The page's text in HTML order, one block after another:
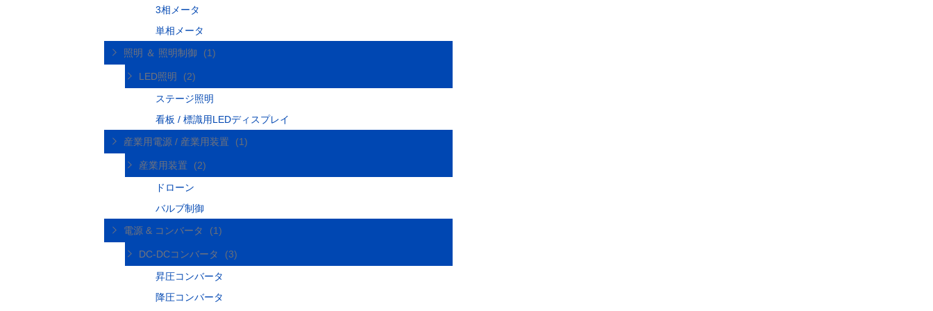
3相メータ
単相メータ
照明 ＆ 照明制御
(1)
LED照明
(2)
ステージ照明
看板 / 標識用LEDディスプレイ
産業用電源 / 産業用装置
(1)
産業用装置
(2)
ドローン
バルブ制御
電源 & コンバータ
(1)
DC-DCコンバータ
(3)
昇圧コンバータ
降圧コンバータ